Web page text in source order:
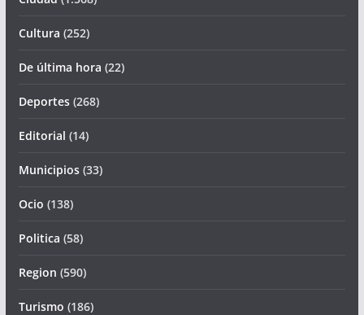
Cultura (252)
De última hora (22)
Deportes(268)
Editorial (14)
Municipios(33)
Ocio (138)
Politica (58)
Region (590)
Turismo (186)